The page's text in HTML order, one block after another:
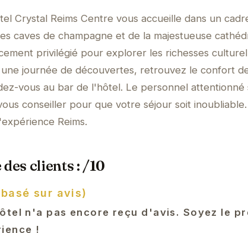
Crystal Reims Centre vous accueille dans un
caves de champagne et de la majestueuse
privilégié pour explorer les richesses
journée de découvertes, retrouvez le confort
vous au bar de l'hôtel. Le personnel attentionné
conseiller pour que votre séjour soit
Reims.
des clients : /10
sur avis)
n'a pas encore reçu d'avis. Soyez le
!